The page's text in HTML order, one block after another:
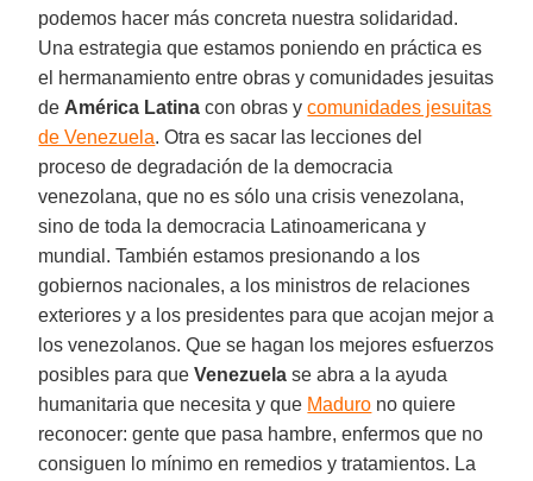
podemos hacer más concreta nuestra solidaridad.
Una estrategia que estamos poniendo en práctica es
el hermanamiento entre obras y comunidades jesuitas
de América Latina con obras ycomunidades jesuitas
de Venezuela. Otra es sacar las lecciones del
proceso de degradación de la democracia
venezolana, que no es sólo una crisis venezolana,
sino de toda la democracia Latinoamericana y
mundial. También estamos presionando a los
gobiernos nacionales, a los ministros de relaciones
exteriores y a los presidentes para que acojan mejor a
los venezolanos. Que se hagan los mejores esfuerzos
posibles para queVenezuela se abra a la ayuda
humanitaria que necesita y que Maduro no quiere
reconocer: gente que pasa hambre, enfermos que no
consiguen lo mínimo en remedios y tratamientos. La